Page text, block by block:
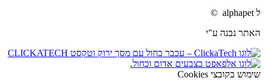
ל alphapet ©
האתר נבנה ע"י
שימוש בקובצי Cookies